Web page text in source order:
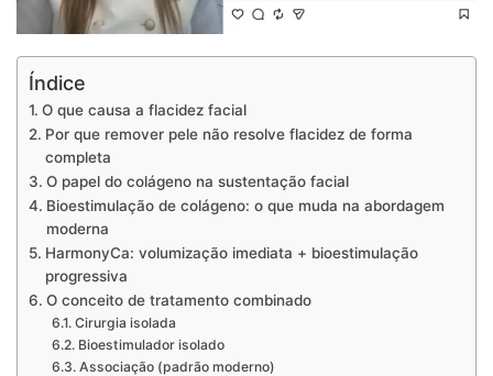
Índice
O que causa a flacidez facial
Por que remover pele não resolve flacidez de forma
completa
O papel do colágeno na sustentação facial
Bioestimulação de colágeno: o que muda na abordagem
moderna
HarmonyCa: volumização imediata + bioestimulação
progressiva
O conceito de tratamento combinado
Cirurgia isolada
Bioestimulador isolado
Associação (padrão moderno)